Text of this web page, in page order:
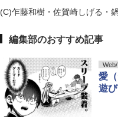
(C)乍藤和樹・佐賀崎しげる・
編集部のおすすめ記事
愛
遊